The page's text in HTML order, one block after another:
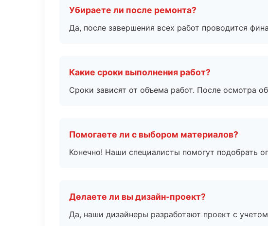
Убираете ли после ремонта?
Да, после завершения всех работ проводится
Какие сроки выполнения работ?
Сроки зависят от объема работ. После осмотра
Помогаете ли с выбором материалов?
Конечно! Наши специалисты помогут подобрать
Делаете ли вы дизайн-проект?
Да, наши дизайнеры разработают проект с